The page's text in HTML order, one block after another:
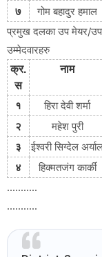
७ गोम बहादुर हमाल
प्रमुख दलका उप मेयर/
उम्मेदवारहरु
क्र.
स
नाम
१ हिरा देवी शर्मा
२
महेश पुरी
३ ईश्वरी सिग्देल
४
हिक्मतजंग कार्की
...........
...........